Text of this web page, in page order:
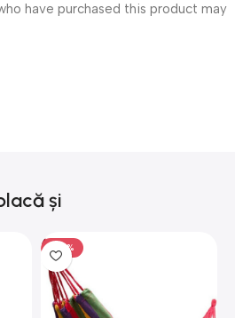
have purchased this product may
și
-50%